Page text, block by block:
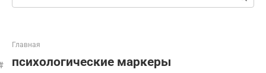
Главная
психологические маркеры